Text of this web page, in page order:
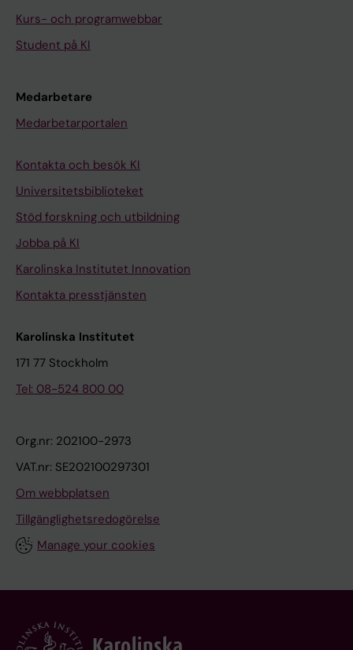
Kurs- och programwebbar
Student på KI
Medarbetare
Medarbetarportalen
Kontakta och besök KI
Universitetsbiblioteket
Stöd forskning och utbildning
Jobba på KI
Karolinska Institutet Innovation
Kontakta presstjänsten
Karolinska Institutet
171 77 Stockholm
Tel: 08-524 800 00
Org.nr: 202100-2973
VAT.nr: SE202100297301
Om webbplatsen
Tillgänglighetsredogörelse
Manage your cookies